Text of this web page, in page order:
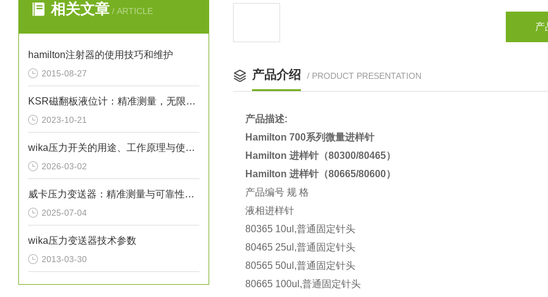
相关文章 / ARTICLE
hamilton注射器的使用技巧和维护
2015-08-27
KSR磁翻板液位计：精准测量，无限可能
2023-10-21
wika压力开关的用途、工作原理与使用注意事项
2026-03-02
威卡压力变送器：精准测量与可靠性的象征
2025-07-04
wika压力变送器技术参数
2013-03-30
产
产品介绍 / PRODUCT PRESENTATION
产品描述:
Hamilton 700系列微量进样针
Hamilton 进样针（80300/80465）
Hamilton 进样针（80665/80600）
产品编号 规 格
液相进样针
80365 10ul,普通固定针头
80465 25ul,普通固定针头
80565 50ul,普通固定针头
80665 100ul,普通固定针头